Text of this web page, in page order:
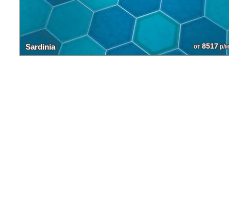
Sardinia от8517р/